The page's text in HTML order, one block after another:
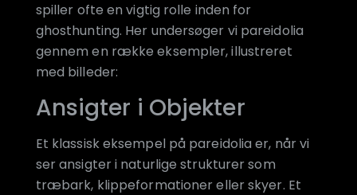
spiller ofte en vigtig rolle inden for
ghosthunting. Her undersøger vi pareidolia
gennem en række eksempler, illustreret
med billeder:
Ansigter i Objekter
Et klassisk eksempel på pareidolia er, når vi
ser ansigter i naturlige strukturer som
træbark, klippeformationer eller skyer. Et